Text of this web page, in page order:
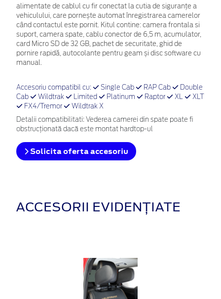
alimentate de cablul cu fir conectat la cutia de siguranțe a
vehiculului, care pornește automat înregistrarea camerelor
când contactul este pornit. Kitul contine: camera frontala si
suport, camera spate, cablu conector de 6,5 m, acumulator,
card Micro SD de 32 GB, pachet de securitate, ghid de
pornire rapidă, autocolante pentru geam și disc software cu
manual.
Accesoriu compatibil cu: Single Cab RAP Cab
Double
Cab
Wildtrak Limited Platinum Raptor XL
XLT
FX4/Tremor
Wildtrak X
Detalii compatibilitati: Vederea camerei din spate poate fi
obstrucționată dacă este montat hardtop-ul
Solicita oferta accesoriu
ACCESORII EVIDENȚIATE